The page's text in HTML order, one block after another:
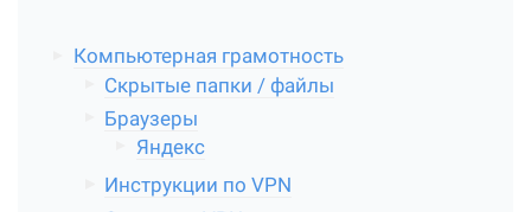
Компьютерная грамотность
Скрытые папки / файлы
Браузеры
Яндекс
Инструкции по VPN